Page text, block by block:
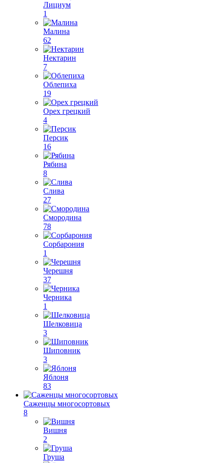
Лициум
1
Малина
62
Нектарин
7
Облепиха
19
Орех грецкий
4
Персик
16
Рябина
8
Слива
27
Смородина
78
Сорбарония
1
Черешня
37
Черника
1
Шелковица
3
Шиповник
3
Яблоня
83
Саженцы многосортовых
8
Вишня
2
Груша